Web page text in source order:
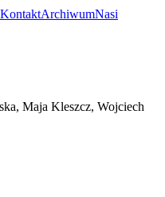
KontaktArchiwumNasi
Maja Kleszcz, Wojciech